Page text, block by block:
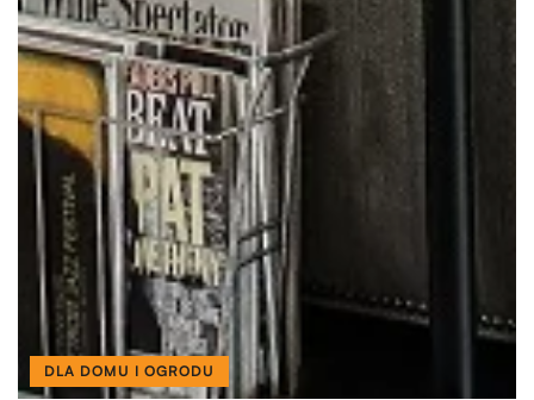
DLA DOMU I OGRODU